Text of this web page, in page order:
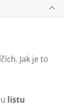
Jak je to
listu